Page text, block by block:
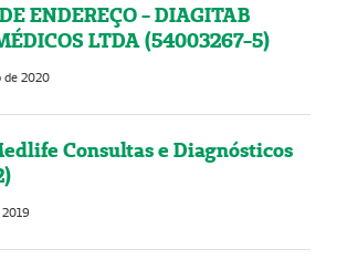
ENDEREÇO - DIAGITAB
LTDA (54003267-5)
de 2020
Consultas e Diagnósticos
2019